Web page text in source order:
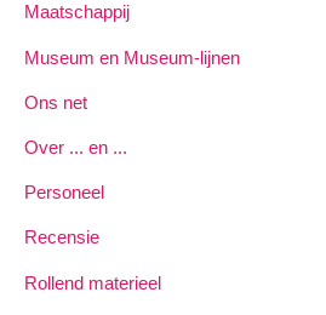
Maatschappij
Museum en Museum-lijnen
Ons net
Over ... en ...
Personeel
Recensie
Rollend materieel